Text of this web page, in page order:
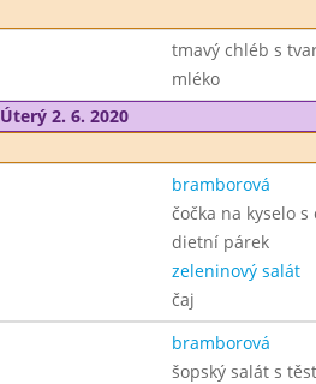
tmavý chléb s
mléko
Úterý 2. 6. 2020
bramborová
čočka na kyselo
dietní párek
zeleninový salát
čaj
bramborová
šopský salát s